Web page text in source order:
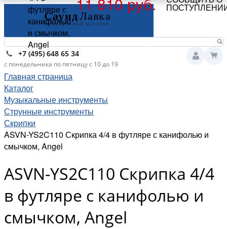
+7 (495) 648 65 34
с понедельника по пятницу с 10 до 19
Главная страница
Каталог
Музыкальные инструменты
Струнные инструменты
Скрипки
ASVN-YS2C110 Скрипка 4/4 в футляре с канифолью и
смычком, Angel
ASVN-YS2C110 Скрипка 4/4
в футляре с канифолью и
смычком, Angel
футляре с
канифолью
и смычком,
Angel